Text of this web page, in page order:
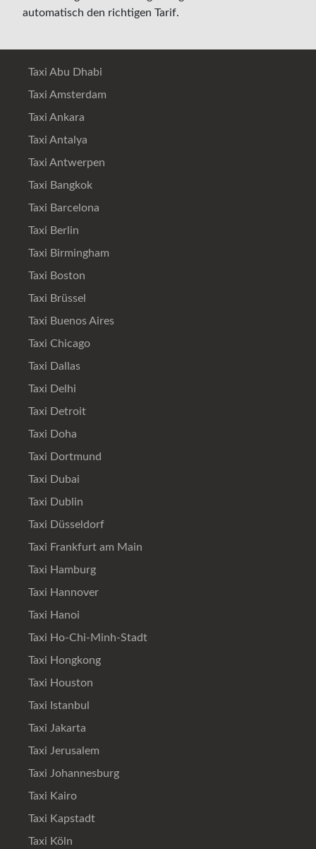
automatisch den richtigen Tarif.
Taxi Abu Dhabi
Taxi Amsterdam
Taxi Ankara
Taxi Antalya
Taxi Antwerpen
Taxi Bangkok
Taxi Barcelona
Taxi Berlin
Taxi Birmingham
Taxi Boston
Taxi Brüssel
Taxi Buenos Aires
Taxi Chicago
Taxi Dallas
Taxi Delhi
Taxi Detroit
Taxi Doha
Taxi Dortmund
Taxi Dubai
Taxi Dublin
Taxi Düsseldorf
Taxi Frankfurt am Main
Taxi Hamburg
Taxi Hannover
Taxi Hanoi
Taxi Ho-Chi-Minh-Stadt
Taxi Hongkong
Taxi Houston
Taxi Istanbul
Taxi Jakarta
Taxi Jerusalem
Taxi Johannesburg
Taxi Kairo
Taxi Kapstadt
Taxi Köln